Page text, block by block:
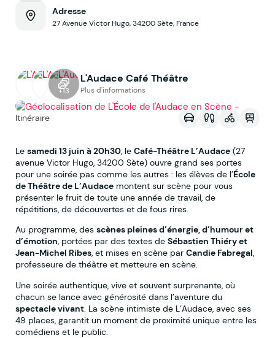
Adresse
27 Avenue Victor Hugo, 34200 Sète, France
+13
L'Audace Café Théâtre
Plus d'informations
Voir sur la map
Itinéraire
Le samedi 13 juin à 20h30, le Café-Théâtre L’Audace (27
avenue Victor Hugo, 34200 Sète) ouvre grand ses portes
pour une soirée pas comme les autres : les élèves de l’École
de Théâtre de L’Audace montent sur scène pour vous
présenter le fruit de toute une année de travail, de
répétitions, de découvertes et de fous rires.
Au programme, des scènes pleines d’énergie, d’humour et
d’émotion, portées par des textes de Sébastien Thiéry et
Jean-Michel Ribes, et mises en scène par Candie Fabregal,
professeure de théâtre et metteure en scène.
Une soirée authentique, vive et souvent surprenante, où
chacun se lance avec générosité dans l’aventure du
spectacle vivant. La scène intimiste de L’Audace, avec ses
49 places, garantit un moment de proximité unique entre les
comédiens et le public.